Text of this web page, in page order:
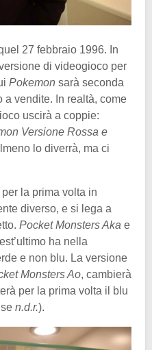
27 febbraio 1996. In
di videogioco per
Pokemon sarà seconda
a vendite. In realtà, come
uscirà a coppie:
Versione Rossa e
lo diverrà, ma ci
per la prima volta in
diverso, e si lega a
Pocket Monsters Aka e
ha nella
e non blu. La versione
Monsters Ao, cambierà
per la prima volta il blu
n.d.r.).